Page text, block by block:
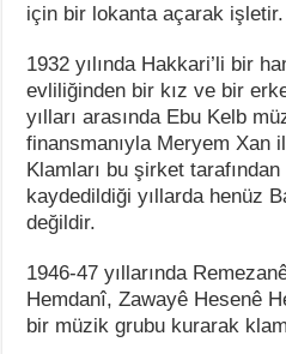
için bir lokanta açarak işletir.
1932 yılında Hakkari’li bir
evliliğinden bir kız ve bir
yılları arasında Ebu Kelb
finansmanıyla Meryem Xan
Klamları bu şirket
kaydedildiği yıllarda henüz
değildir.
1946-47 yıllarında
Hemdanî, Zawayê Hesenê
bir müzik grubu kurarak